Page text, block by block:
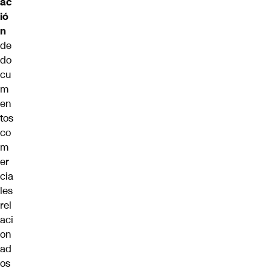
ió
n
de
do
cu
m
en
tos
co
m
er
cia
les
rel
aci
on
ad
os